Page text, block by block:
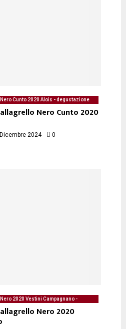
Cunto 2020 Alois - degustazione
Nero Cunto 2020
2024 0
2020 Vestini Campagnano -
Nero 2020